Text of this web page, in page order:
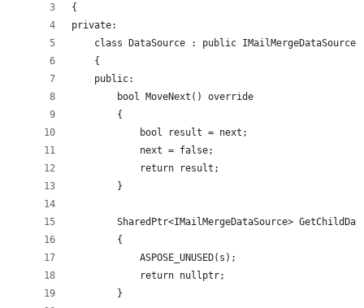
{
private:
    class DataSource : public IMailMergeDataSource
    {
    public:
        bool MoveNext() override
        {
            bool result = next;
            next = false;
            return result;
        }
SharedPtr<IMailMergeDataSource>
        {
            ASPOSE_UNUSED(s);
            return nullptr;
        }